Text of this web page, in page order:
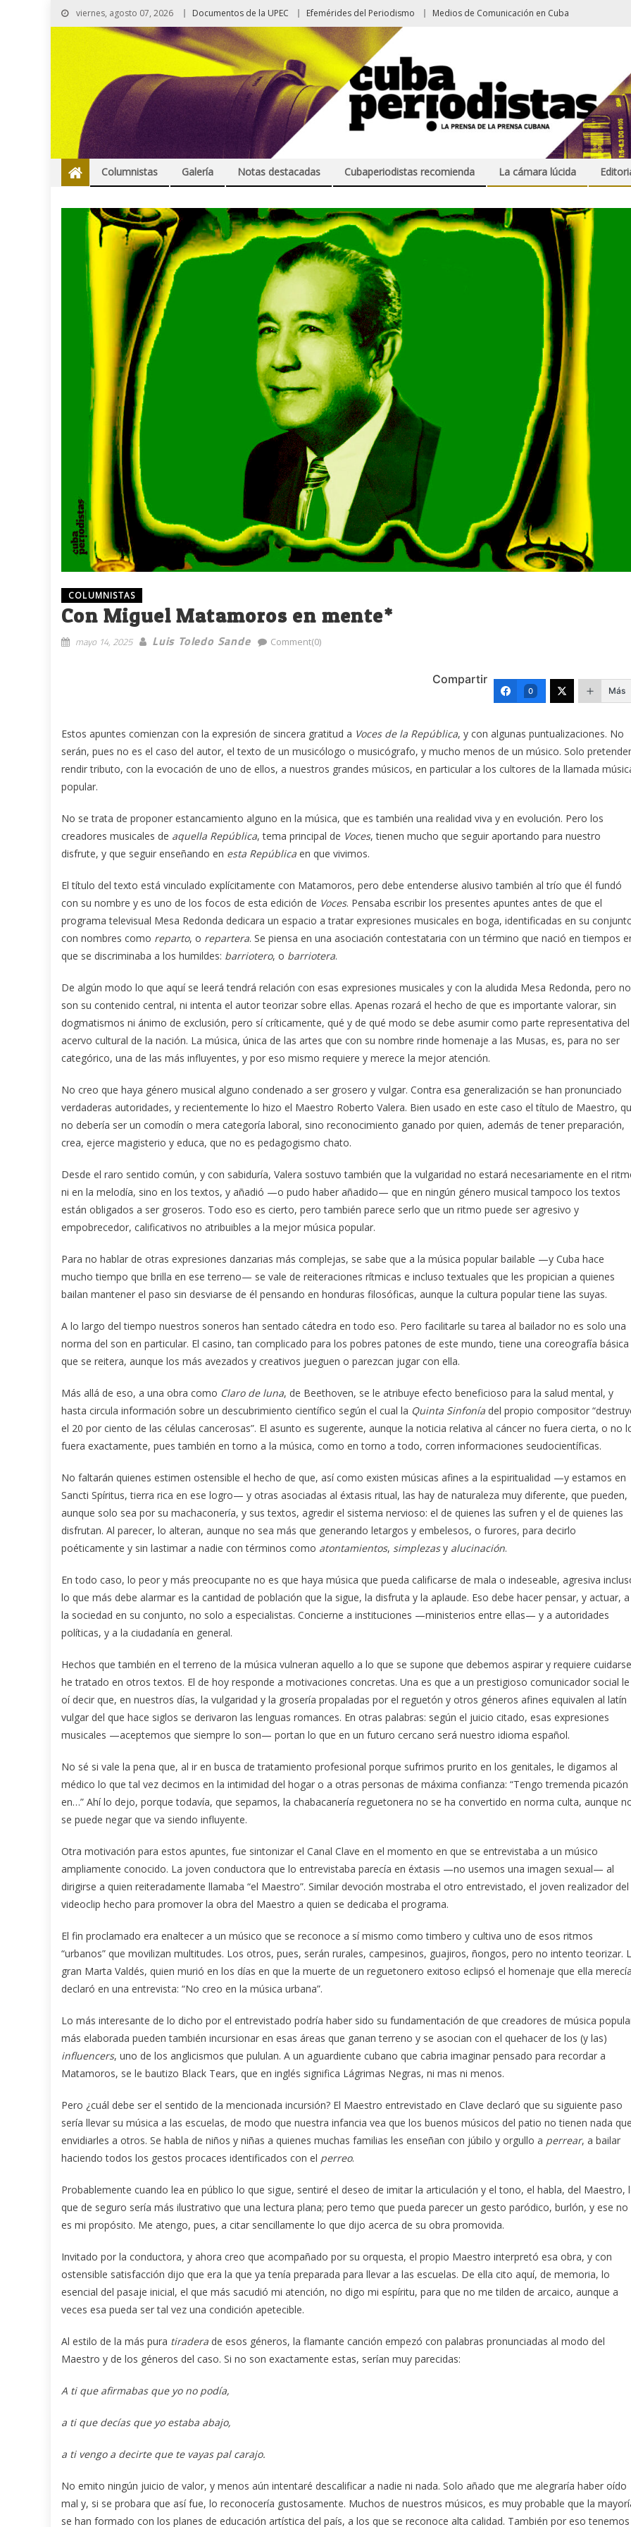
viernes, agosto 07, 2026 Documentos de la UPEC Efemérides del Periodismo Medios de Comunicación en Cuba
Columnistas Galería Notas destacadas Cubaperiodistas recomienda La cámara lúcida
COLUMNISTAS
Con Miguel Matamoros en mente*
mayo 14, 2025 Luis Toledo Sande Comment(0)
Compartir
0 Más
Estos apuntes comienzan con la expresión de sincera gratitud a Voces de la República, y con algunas puntualizaciones. No
serán, pues no es el caso del autor, el texto de un musicólogo o musicógrafo, y mucho menos de un músico. Solo
rendir tributo, con la evocación de uno de ellos, a nuestros grandes músicos, en particular a los cultores de la llamada
popular.
No se trata de proponer estancamiento alguno en la música, que es también una realidad viva y en evolución. Pero los
creadores musicales de aquella República, tema principal de Voces, tienen mucho que seguir aportando para nuestro
disfrute, y que seguir enseñando en esta República en que vivimos.
El título del texto está vinculado explícitamente con Matamoros, pero debe entenderse alusivo también al trío que él fundó
con su nombre y es uno de los focos de esta edición de Voces. Pensaba escribir los presentes apuntes antes de que el
programa televisual Mesa Redonda dedicara un espacio a tratar expresiones musicales en boga, identificadas en su
con nombres como reparto, o repartera. Se piensa en una asociación contestataria con un término que nació en tiempos
que se discriminaba a los humildes: barriotero, o barriotera.
De algún modo lo que aquí se leerá tendrá relación con esas expresiones musicales y con la aludida Mesa Redonda, pero no
son su contenido central, ni intenta el autor teorizar sobre ellas. Apenas rozará el hecho de que es importante valorar, sin
dogmatismos ni ánimo de exclusión, pero sí críticamente, qué y de qué modo se debe asumir como parte representativa del
acervo cultural de la nación. La música, única de las artes que con su nombre rinde homenaje a las Musas, es, para no ser
categórico, una de las más influyentes, y por eso mismo requiere y merece la mejor atención.
No creo que haya género musical alguno condenado a ser grosero y vulgar. Contra esa generalización se han pronunciado
verdaderas autoridades, y recientemente lo hizo el Maestro Roberto Valera. Bien usado en este caso el título de Maestro,
no debería ser un comodín o mera categoría laboral, sino reconocimiento ganado por quien, además de tener preparación,
crea, ejerce magisterio y educa, que no es pedagogismo chato.
Desde el raro sentido común, y con sabiduría, Valera sostuvo también que la vulgaridad no estará necesariamente en el
ni en la melodía, sino en los textos, y añadió —o pudo haber añadido— que en ningún género musical tampoco los textos
están obligados a ser groseros. Todo eso es cierto, pero también parece serlo que un ritmo puede ser agresivo y
empobrecedor, calificativos no atribuibles a la mejor música popular.
Para no hablar de otras expresiones danzarias más complejas, se sabe que a la música popular bailable —y Cuba hace
mucho tiempo que brilla en ese terreno— se vale de reiteraciones rítmicas e incluso textuales que les propician a quienes
bailan mantener el paso sin desviarse de él pensando en honduras filosóficas, aunque la cultura popular tiene las suyas.
A lo largo del tiempo nuestros soneros han sentado cátedra en todo eso. Pero facilitarle su tarea al bailador no es solo una
norma del son en particular. El casino, tan complicado para los pobres patones de este mundo, tiene una coreografía básica
que se reitera, aunque los más avezados y creativos jueguen o parezcan jugar con ella.
Más allá de eso, a una obra como Claro de luna, de Beethoven, se le atribuye efecto beneficioso para la salud mental, y
hasta circula información sobre un descubrimiento científico según el cual la Quinta Sinfonía del propio compositor
el 20 por ciento de las células cancerosas”. El asunto es sugerente, aunque la noticia relativa al cáncer no fuera cierta, o no
fuera exactamente, pues también en torno a la música, como en torno a todo, corren informaciones seudocientíficas.
No faltarán quienes estimen ostensible el hecho de que, así como existen músicas afines a la espiritualidad —y estamos en
Sancti Spíritus, tierra rica en ese logro— y otras asociadas al éxtasis ritual, las hay de naturaleza muy diferente, que pueden,
aunque solo sea por su machaconería, y sus textos, agredir el sistema nervioso: el de quienes las sufren y el de quienes las
disfrutan. Al parecer, lo alteran, aunque no sea más que generando letargos y embelesos, o furores, para decirlo
poéticamente y sin lastimar a nadie con términos como atontamientos, simplezasy alucinación.
En todo caso, lo peor y más preocupante no es que haya música que pueda calificarse de mala o indeseable, agresiva
lo que más debe alarmar es la cantidad de población que la sigue, la disfruta y la aplaude. Eso debe hacer pensar, y actuar, a
la sociedad en su conjunto, no solo a especialistas. Concierne a instituciones —ministerios entre ellas— y a autoridades
políticas, y a la ciudadanía en general.
Hechos que también en el terreno de la música vulneran aquello a lo que se supone que debemos aspirar y requiere
he tratado en otros textos. El de hoy responde a motivaciones concretas. Una es que a un prestigioso comunicador social le
oí decir que, en nuestros días, la vulgaridad y la grosería propaladas por el reguetón y otros géneros afines equivalen al latín
vulgar del que hace siglos se derivaron las lenguas romances. En otras palabras: según el juicio citado, esas expresiones
musicales —aceptemos que siempre lo son— portan lo que en un futuro cercano será nuestro idioma español.
No sé si vale la pena que, al ir en busca de tratamiento profesional porque sufrimos prurito en los genitales, le digamos al
médico lo que tal vez decimos en la intimidad del hogar o a otras personas de máxima confianza: “Tengo tremenda picazón
en…” Ahí lo dejo, porque todavía, que sepamos, la chabacanería reguetonera no se ha convertido en norma culta, aunque
se puede negar que va siendo influyente.
Otra motivación para estos apuntes, fue sintonizar el Canal Clave en el momento en que se entrevistaba a un músico
ampliamente conocido. La joven conductora que lo entrevistaba parecía en éxtasis —no usemos una imagen sexual— al
dirigirse a quien reiteradamente llamaba “el Maestro”. Similar devoción mostraba el otro entrevistado, el joven realizador del
videoclip hecho para promover la obra del Maestro a quien se dedicaba el programa.
El fin proclamado era enaltecer a un músico que se reconoce a sí mismo como timbero y cultiva uno de esos ritmos
“urbanos” que movilizan multitudes. Los otros, pues, serán rurales, campesinos, guajiros, ñongos, pero no intento teorizar.
gran Marta Valdés, quien murió en los días en que la muerte de un reguetonero exitoso eclipsó el homenaje que ella
declaró en una entrevista: “No creo en la música urbana”.
Lo más interesante de lo dicho por el entrevistado podría haber sido su fundamentación de que creadores de música
más elaborada pueden también incursionar en esas áreas que ganan terreno y se asocian con el quehacer de los (y las)
influencers, uno de los anglicismos que pululan. A un aguardiente cubano que cabria imaginar pensado para recordar a
Matamoros, se le bautizo Black Tears, que en inglés significa Lágrimas Negras, ni mas ni menos.
Pero ¿cuál debe ser el sentido de la mencionada incursión? El Maestro entrevistado en Clave declaró que su siguiente paso
sería llevar su música a las escuelas, de modo que nuestra infancia vea que los buenos músicos del patio no tienen nada
envidiarles a otros. Se habla de niños y niñas a quienes muchas familias les enseñan con júbilo y orgullo a perrear, a bailar
haciendo todos los gestos procaces identificados con el perreo.
Probablemente cuando lea en público lo que sigue, sentiré el deseo de imitar la articulación y el tono, el habla, del Maestro,
que de seguro sería más ilustrativo que una lectura plana; pero temo que pueda parecer un gesto paródico, burlón, y ese no
es mi propósito. Me atengo, pues, a citar sencillamente lo que dijo acerca de su obra promovida.
Invitado por la conductora, y ahora creo que acompañado por su orquesta, el propio Maestro interpretó esa obra, y con
ostensible satisfacción dijo que era la que ya tenía preparada para llevar a las escuelas. De ella cito aquí, de memoria, lo
esencial del pasaje inicial, el que más sacudió mi atención, no digo mi espíritu, para que no me tilden de arcaico, aunque a
veces esa pueda ser tal vez una condición apetecible.
Al estilo de la más pura tiradera de esos géneros, la flamante canción empezó con palabras pronunciadas al modo del
Maestro y de los géneros del caso. Si no son exactamente estas, serían muy parecidas:
A ti que afirmabas que yo no podía,
a ti que decías que yo estaba abajo,
a ti vengo a decirte que te vayas pal carajo.
No emito ningún juicio de valor, y menos aún intentaré descalificar a nadie ni nada. Solo añado que me alegraría haber oído
mal y, si se probara que así fue, lo reconocería gustosamente. Muchos de nuestros músicos, es muy probable que la
se han formado con los planes de educación artística del país, a los que se reconoce alta calidad. También por eso tenemos